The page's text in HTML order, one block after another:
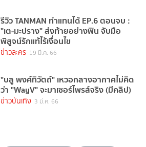
รีวิว TANMAN ทำแทนได้ EP.6 ตอนจบ :
"เต-มะปราง" ส่งท้ายอย่างฟิน จับมือ
พิสูจน์รักแท้ไร้เงื่อนไข
ข่าวละคร 19 มี.ค. 66
"บลู พงศ์ทิวัตถ์" เหวอกลางอากาศไม่คิด
ว่า "WayV" จะมาเซอร์ไพรส์จริง (มีคลิป)
ข่าวบันเทิง 3 มี.ค. 66